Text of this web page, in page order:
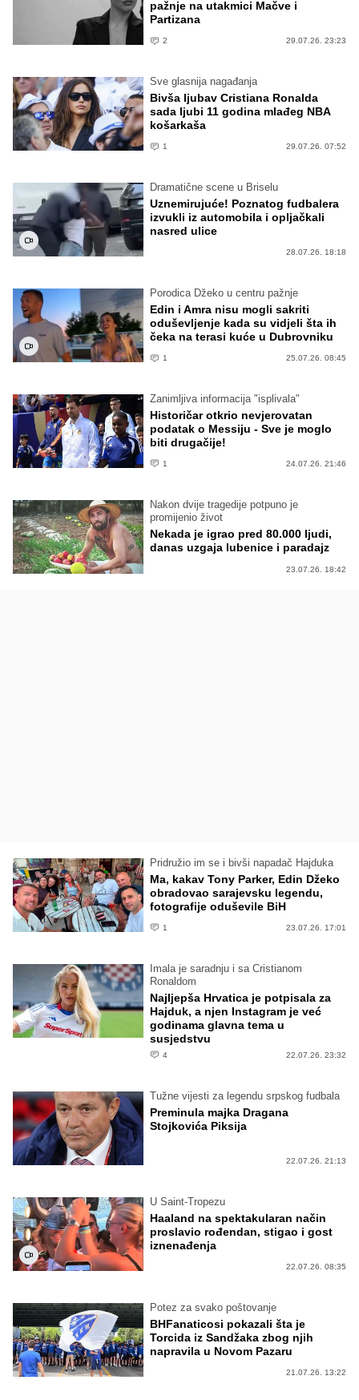
pažnje na utakmici Mačve i
Partizana
2 29.07.26. 23:23
Sve glasnija nagađanja
Bivša ljubav Cristiana Ronalda
sada ljubi 11 godina mlađeg NBA
košarkaša
1 29.07.26. 07:52
Dramatične scene u Briselu
Uznemirujuće! Poznatog fudbalera
izvukli iz automobila i opljačkali
nasred ulice
28.07.26. 18:18
Porodica Džeko u centru pažnje
Edin i Amra nisu mogli sakriti
oduševljenje kada su vidjeli šta ih
čeka na terasi kuće u Dubrovniku
1 25.07.26. 08:45
Zanimljiva informacija "isplivala"
Historičar otkrio nevjerovatan
podatak o Messiju - Sve je moglo
biti drugačije!
1 24.07.26. 21:46
Nakon dvije tragedije potpuno je
promijenio život
Nekada je igrao pred 80.000 ljudi,
danas uzgaja lubenice i paradajz
23.07.26. 18:42
Pridružio im se i bivši napadač Hajduka
Ma, kakav Tony Parker, Edin Džeko
obradovao sarajevsku legendu,
fotografije oduševile BiH
1 23.07.26. 17:01
Imala je saradnju i sa Cristianom
Ronaldom
Najljepša Hrvatica je potpisala za
Hajduk, a njen Instagram je već
godinama glavna tema u
susjedstvu
4 22.07.26. 23:32
Tužne vijesti za legendu srpskog fudbala
Preminula majka Dragana
Stojkovića Piksija
22.07.26. 21:13
U Saint-Tropezu
Haaland na spektakularan način
proslavio rođendan, stigao i gost
iznenađenja
22.07.26. 08:35
Potez za svako poštovanje
BHFanaticosi pokazali šta je
Torcida iz Sandžaka zbog njih
napravila u Novom Pazaru
21.07.26. 13:22